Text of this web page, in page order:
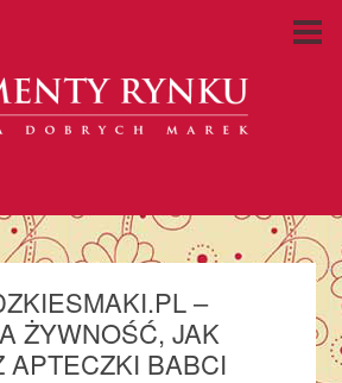
–
ŻYWNOŚĆ, JAK
APTECZKI BABCI